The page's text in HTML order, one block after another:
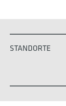
STANDORTE